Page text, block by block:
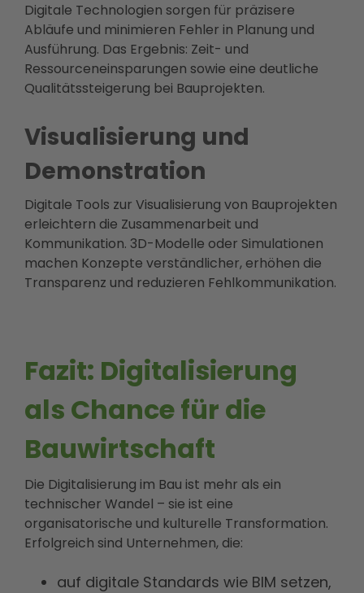
Digitale Technologien sorgen für präzisere
Abläufe und minimieren Fehler in Planung und
Ausführung. Das Ergebnis: Zeit- und
Ressourceneinsparungen sowie eine deutliche
Qualitätssteigerung bei Bauprojekten.
Visualisierung und
Demonstration
Digitale Tools zur Visualisierung von Bauprojekten
erleichtern die Zusammenarbeit und
Kommunikation. 3D-Modelle oder Simulationen
machen Konzepte verständlicher, erhöhen die
Transparenz und reduzieren Fehlkommunikation.
Fazit: Digitalisierung
als Chance für die
Bauwirtschaft
Die Digitalisierung im Bau ist mehr als ein
technischer Wandel – sie ist eine
organisatorische und kulturelle Transformation.
Erfolgreich sind Unternehmen, die:
auf digitale Standards wie BIM setzen,